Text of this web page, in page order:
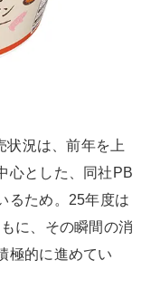
状況は、前年を上
心とした、同社PB
るため。25年度は
に、その瞬間の消
極的に進めてい